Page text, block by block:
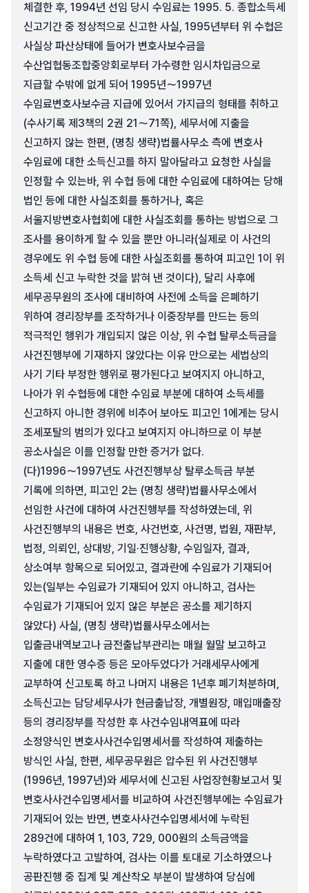
체결한 후, 1994년 선임 당시 수임료는 1995. 5. 종합소득세
신고기간 중 정상적으로 신고한 사실, 1995년부터 위 수협은
사실상 파산상태에 들어가 변호사보수금을
수산업협동조합중앙회로부터 가수령한 임시차입금으로
지급할 수밖에 없게 되어 1995년～1997년
수임료변호사보수금 지급에 있어서 가지급의 형태를 취하고
(수사기록 제3책의 2권 21～71쪽), 세무서에 지출을
신고하지 않는 한편, (명칭 생략)법률사무소 측에 변호사
수임료에 대한 소득신고를 하지 말아달라고 요청한 사실을
인정할 수 있는바, 위 수협 등에 대한 수임료에 대하여는 당해
법인 등에 대한 사실조회를 통하거나, 혹은
서울지방변호사협회에 대한 사실조회를 통하는 방법으로 그
조사를 용이하게 할 수 있을 뿐만 아니라(실제로 이 사건의
경우에도 위 수협 등에 대한 사실조회를 통하여 피고인 1이 위
소득세 신고 누락한 것을 밝혀 낸 것이다), 달리 사후에
세무공무원의 조사에 대비하여 사전에 소득을 은폐하기
위하여 경리장부를 조작하거나 이중장부를 만드는 등의
적극적인 행위가 개입되지 않은 이상, 위 수협 탈루소득금을
사건진행부에 기재하지 않았다는 이유 만으로는 세법상의
사기 기타 부정한 행위로 평가된다고 보여지지 아니하고,
나아가 위 수협등에 대한 수임료 부분에 대하여 소득세를
신고하지 아니한 경위에 비추어 보아도 피고인 1에게는 당시
조세포탈의 범의가 있다고 보여지지 아니하므로 이 부분
공소사실은 이를 인정할 만한 증거가 없다.
(다)1996～1997년도 사건진행부상 탈루소득금 부분
기록에 의하면, 피고인 2는 (명칭 생략)법률사무소에서
선임한 사건에 대하여 사건진행부를 작성하였는데, 위
사건진행부의 내용은 번호, 사건번호, 사건명, 법원, 재판부,
법정, 의뢰인, 상대방, 기일·진행상황, 수임일자, 결과,
상소여부 항목으로 되어있고, 결과란에 수임료가 기재되어
있는(일부는 수임료가 기재되어 있지 아니하고, 검사는
수임료가 기재되어 있지 않은 부분은 공소를 제기하지
않았다) 사실, (명칭 생략)법률사무소에서는
입출금내역보고나 금전출납부관리는 매월 월말 보고하고
지출에 대한 영수증 등은 모아두었다가 거래세무사에게
교부하여 신고토록 하고 나머지 내용은 1년후 폐기처분하며,
소득신고는 담당세무사가 현금출납장, 개별원장, 매입매출장
등의 경리장부를 작성한 후 사건수임내역표에 따라
소정양식인 변호사사건수입명세서를 작성하여 제출하는
방식인 사실, 한편, 세무공무원은 압수된 위 사건진행부
(1996년, 1997년)와 세무서에 신고된 사업장현황보고서 및
변호사사건수입명세서를 비교하여 사건진행부에는 수임료가
기재되어 있는 반면, 변호사사건수입명세서에 누락된
289건에 대하여 1, 103, 729, 000원의 소득금액을
누락하였다고 고발하여, 검사는 이를 토대로 기소하였으나
공판진행 중 집계 및 계산착오 부분이 발생하여 당심에